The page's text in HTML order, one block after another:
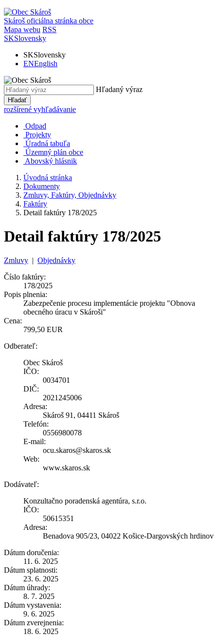
Skároš oficiálna stránka obce
Mapa webu RSS
SKSlovensky
SKSlovensky
ENEnglish
Hľadaný výraz
Hľadať
rozšírené vyhľadávanie
Odpad
Projekty
Úradná tabuľa
Územný plán obce
Abovský hlásnik
Úvodná stránka
Dokumenty
Zmluvy, Faktúry, Objednávky
Faktúry
Detail faktúry 178/2025
Detail faktúry 178/2025
Zmluvy | Objednávky
Číslo faktúry:
178/2025
Popis plnenia:
Zabezpečenie procesu implementácie projektu "Obnova
obecného úracu v Skároši"
Cena:
799,50 EUR
Odberateľ:
Obec Skároš
IČO:
0034701
DIČ:
2021245006
Adresa:
Skároš 91, 04411 Skároš
Telefón:
0556980078
E-mail:
ocu.skaros@skaros.sk
Web:
www.skaros.sk
Dodávateľ:
Konzultačno poradenská agentúra, s.r.o.
IČO:
50615351
Adresa:
Benadova 905/23, 04022 Košice-Dargovských hrdinov
Dátum doručenia:
11. 6. 2025
Dátum splatnosti:
23. 6. 2025
Dátum úhrady:
8. 7. 2025
Dátum vystavenia:
9. 6. 2025
Dátum zverejnenia:
18. 6. 2025